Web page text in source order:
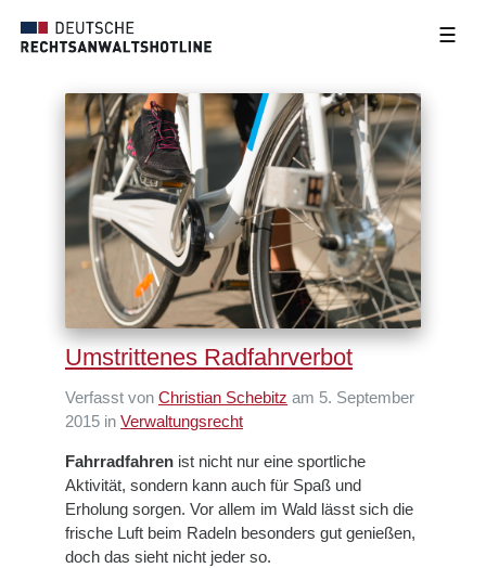
☰
Umstrittenes Radfahrverbot
Verfasst von Christian Schebitz am 5. September
2015 in Verwaltungsrecht
Fahrradfahren ist nicht nur eine sportliche
Aktivität, sondern kann auch für Spaß und
Erholung sorgen. Vor allem im Wald lässt sich die
frische Luft beim Radeln besonders gut genießen,
doch das sieht nicht jeder so.